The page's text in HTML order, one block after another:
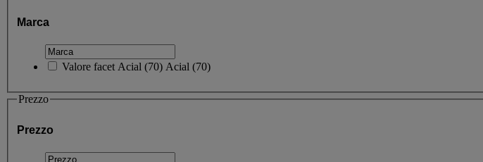
Marca
Valore facet Acial (70) Acial (70)
Prezzo
Prezzo